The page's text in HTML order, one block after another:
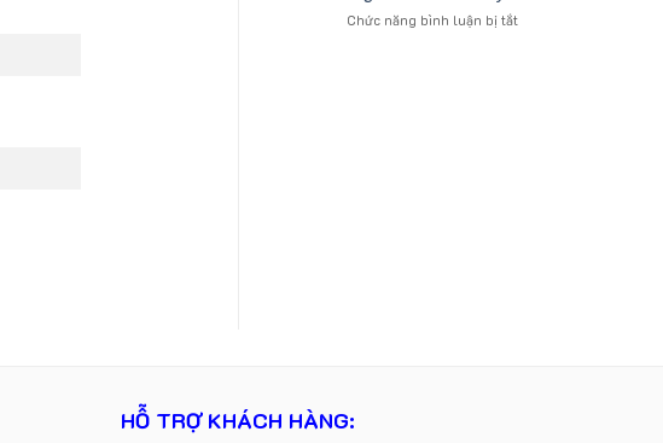
Trung
ô
Chức năng bình luận bị tắtở
HỖ TRỢ KHÁCH HÀNG: